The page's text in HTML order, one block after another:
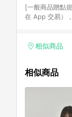
[一般商品贈點
在 App 交易）
格，部分退款
使用規則請以點
相似商品
相似商品